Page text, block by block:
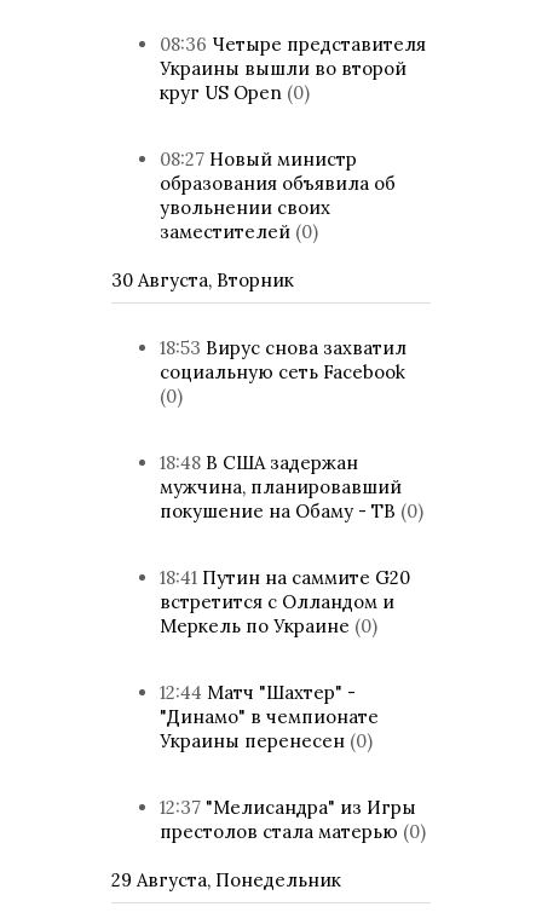
08:36 Четыре представителя
Украины вышли во второй
круг US Open (0)
08:27 Новый министр
образования объявила об
увольнении своих
заместителей (0)
30 Августа, Вторник
18:53 Вирус снова захватил
социальную сеть Facebook
(0)
18:48 В США задержан
мужчина, планировавший
покушение на Обаму - ТВ (0)
18:41 Путин на саммите G20
встретится с Олландом и
Меркель по Украине (0)
12:44 Матч "Шахтер" -
"Динамо" в чемпионате
Украины перенесен (0)
12:37 "Мелисандра" из Игры
престолов стала матерью (0)
29 Августа, Понедельник